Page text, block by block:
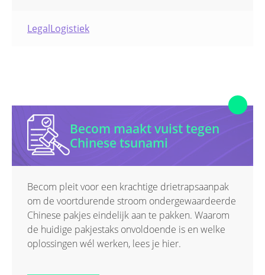
LegalLogistiek
Becom maakt vuist tegen
Chinese tsunami
Becom pleit voor een krachtige drietrapsaanpak
om de voortdurende stroom ondergewaardeerde
Chinese pakjes eindelijk aan te pakken. Waarom
de huidige pakjestaks onvoldoende is en welke
oplossingen wél werken, lees je hier.